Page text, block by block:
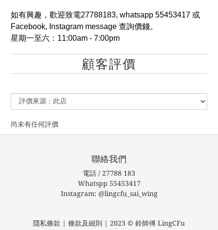
如有興趣，歡迎致電27788183, whatsapp 55453417 或
Facebook, Instagram message 查詢價錢。
星期一至六：11:00am - 7:00pm
顧客評價
尚未有任何評價
聯絡我們
電話 / 27788 183
Whatspp 55453417
Instagram: @lingcfu_sai_wing
隱私條款 | 條款及細則 | 2023 © 鈴師傅 LingCFu